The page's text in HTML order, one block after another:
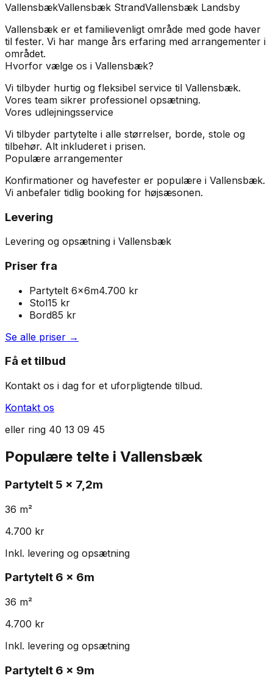
VallensbækVallensbæk StrandVallensbæk Landsby
Vallensbæk er et familievenligt område med gode haver
til fester. Vi har mange års erfaring med arrangementer i
området.
Hvorfor vælge os i Vallensbæk?
Vi tilbyder hurtig og fleksibel service til Vallensbæk.
Vores team sikrer professionel opsætning.
Vores udlejningsservice
Vi tilbyder partytelte i alle størrelser, borde, stole og
tilbehør. Alt inkluderet i prisen.
Populære arrangementer
Konfirmationer og havefester er populære i Vallensbæk.
Vi anbefaler tidlig booking for højsæsonen.
Levering
Levering og opsætning i Vallensbæk
Priser fra
Partytelt 6x6m4.700 kr
Stol15 kr
Bord85 kr
Se alle priser →
Få et tilbud
Kontakt os i dag for et uforpligtende tilbud.
Kontakt os
eller ring 40 13 09 45
Populære telte i Vallensbæk
Partytelt 5 x 7,2m
36 m²
4.700 kr
Inkl. levering og opsætning
Partytelt 6 x 6m
36 m²
4.700 kr
Inkl. levering og opsætning
Partytelt 6 x 9m